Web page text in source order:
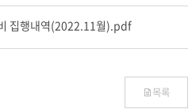
집행내역(2022.11월).pdf
목록